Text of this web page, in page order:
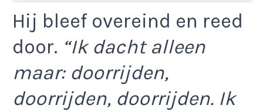
Hij bleef overeind en reed
door. “Ik dacht alleen
maar: doorrijden,
doorrijden, doorrijden. Ik